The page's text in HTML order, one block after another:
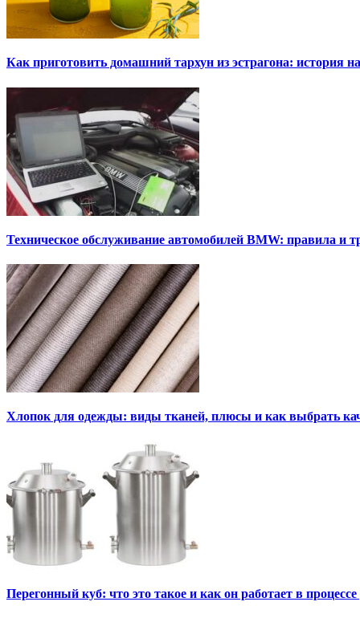
Как приготовить домашний тархун из эстрагона: история
Техническое обслуживание автомобилей BMW: правила и
Хлопок для одежды: виды тканей, плюсы и как выбрать
Перегонный куб: что это такое и как он работает в